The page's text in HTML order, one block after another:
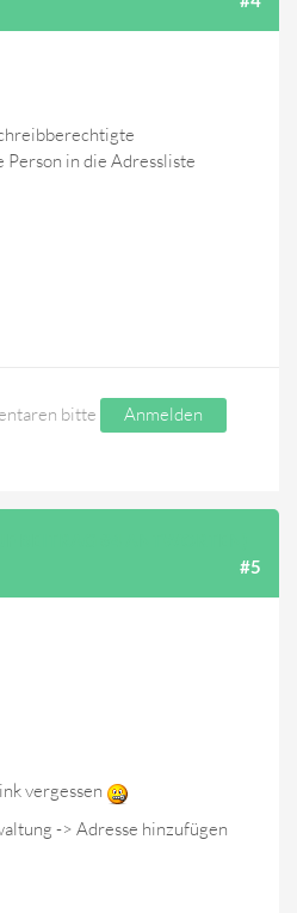
in die Adressliste
bitte
Anmelden
#5
vergessen
-> Adresse hinzufügen